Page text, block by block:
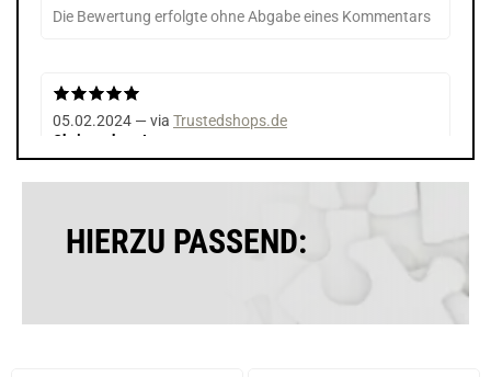
Die Bewertung erfolgte ohne Abgabe eines Kommentars
05.02.2024 — via Trustedshops.de
Christopher J.
Guido O.
HIERZU PASSEND: